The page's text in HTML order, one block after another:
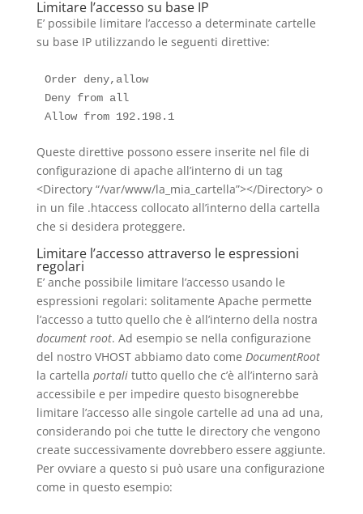
Limitare l’accesso su base IP
E’ possibile limitare l’accesso a determinate cartelle
su base IP utilizzando le seguenti direttive:
Order deny,allow
Deny from all
Allow from 192.198.1
Queste direttive possono essere inserite nel file di
configurazione di apache all’interno di un tag
<Directory “/var/www/la_mia_cartella”></Directory> o
in un file .htaccess collocato all’interno della cartella
che si desidera proteggere.
Limitare l’accesso attraverso le espressioni
regolari
E’ anche possibile limitare l’accesso usando le
espressioni regolari: solitamente Apache permette
l’accesso a tutto quello che è all’interno della nostra
document root. Ad esempio se nella configurazione
del nostro VHOST abbiamo dato come DocumentRoot
la cartella portalitutto quello che c’è all’interno sarà
accessibile e per impedire questo bisognerebbe
limitare l’accesso alle singole cartelle ad una ad una,
considerando poi che tutte le directory che vengono
create successivamente dovrebbero essere aggiunte.
Per ovviare a questo si può usare una configurazione
come in questo esempio: